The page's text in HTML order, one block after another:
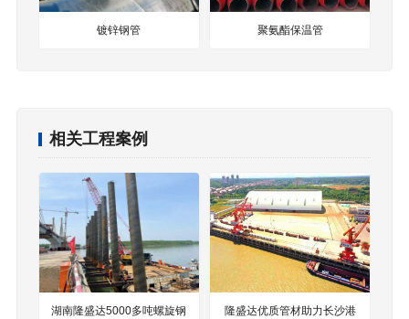
镀锌钢管 聚氨酯保温管
相关工程案例
湖南隆盛达5000多吨螺旋钢
隆盛达优质管材助力长沙港